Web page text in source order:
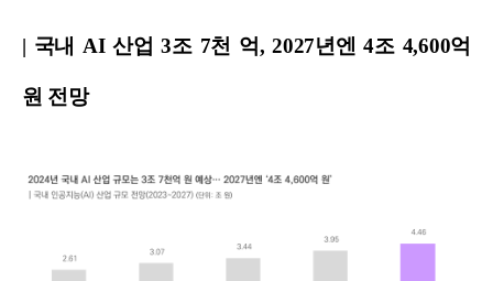
| 국내 AI 산업 3조 7천 억, 2027년엔 4조 4,600억
원 전망